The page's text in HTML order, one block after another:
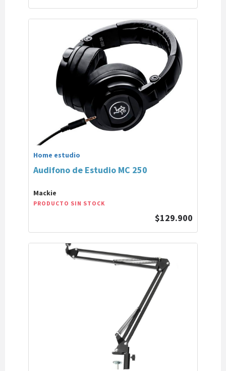
Home estudio
Audifono de Estudio MC 250
Mackie
PRODUCTO SIN STOCK
$129.900